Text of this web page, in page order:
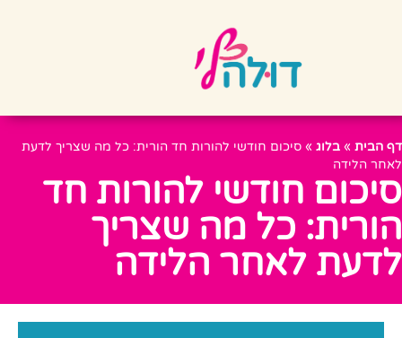
דף הבית » בלוג » סיכום חודשי להורות חד הורית: כל מה שצריך לדעת
לאחר הלידה
סיכום חודשי להורות חד
הורית: כל מה שצריך
לדעת לאחר הלידה